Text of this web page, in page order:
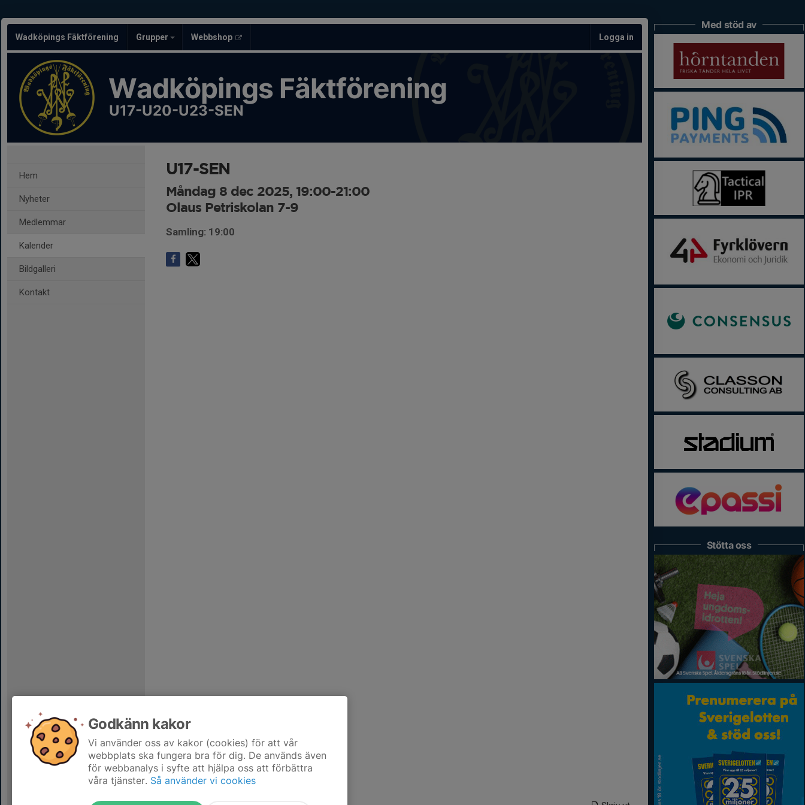
Wadköpings Fäktförening Grupper Webbshop Logga in
Wadköpings Fäktförening
U17-U20-U23-SEN
Hem
Nyheter
Medlemmar
Kalender
Bildgalleri
Kontakt
U17-SEN
Måndag 8 dec 2025, 19:00-21:00
Olaus Petriskolan 7-9
Samling: 19:00
Med stöd av
Stötta oss
Godkänn kakor
Vi använder oss av kakor (cookies) för att vår
webbplats ska fungera bra för dig. De används även
för webbanalys i syfte att hjälpa oss att förbättra
våra tjänster. Så använder vi cookies